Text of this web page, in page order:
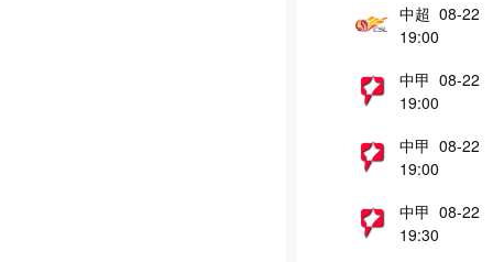
中超 08-22
19:00
中甲 08-22
19:00
中甲 08-22
19:00
中甲 08-22
19:30